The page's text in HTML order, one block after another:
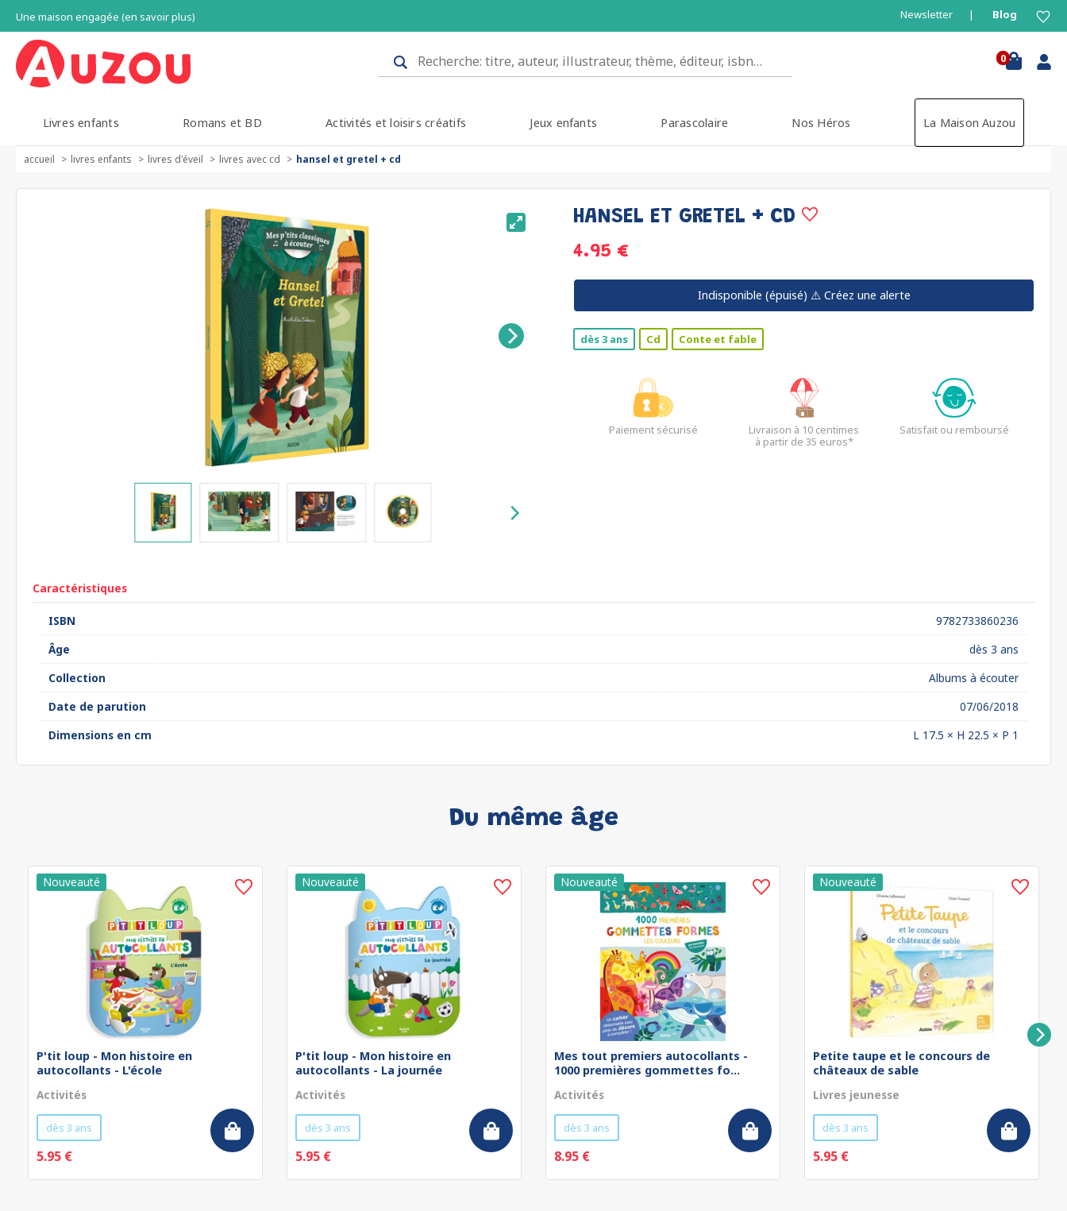
Une maison engagée (en savoir plus) Newsletter Blog
0
Livres enfants Romans et BD Activités et loisirs créatifs Jeux enfants Parascolaire Nos Héros La Maison Auzou
accueil livres enfants livres d'éveil livres avec cd hansel et gretel + cd
HANSEL ET GRETEL + CD
4.95 €
Indisponible (épuisé) ⚠️ Créez une alerte
dès 3 ans Cd Conte et fable
Paiement sécurisé
Livraison à 10 centimes
à partir de 35 euros*
Satisfait ou remboursé
Caractéristiques
ISBN
9782733860236
Âge
dès 3 ans
Collection
Albums à écouter
Date de parution
07/06/2018
Dimensions en cm
L 17.5 × H 22.5 × P 1
Du même âge
P'tit loup - Mon histoire en
autocollants - L'école
Activités
dès 3 ans
5.95 €
P'tit loup - Mon histoire en
autocollants - La journée
Activités
dès 3 ans
5.95 €
Mes tout premiers autocollants -
1000 premières gommettes fo...
Activités
dès 3 ans
8.95 €
Petite taupe et le concours de
châteaux de sable
Livres jeunesse
dès 3 ans
5.95 €